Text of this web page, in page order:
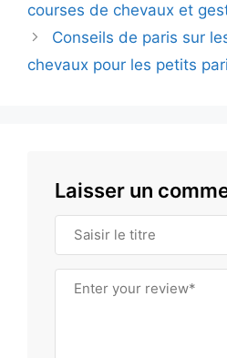
courses de chevaux et
Conseils de paris sur
chevaux pour les petits
Laisser un